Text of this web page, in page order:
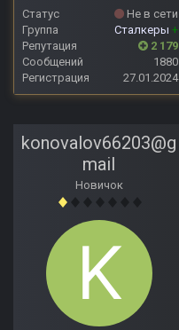
Статус
Не в сети
Группа
Сталкеры +
Репутация
2 179
Сообщений
1880
Регистрация
27.01.2024
konovalov66203@g
mail
Новичок